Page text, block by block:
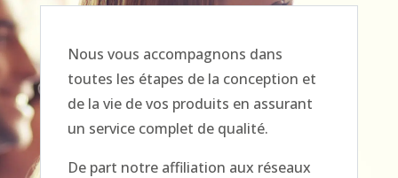
Nous vous accompagnons dans
toutes les étapes de la conception et
de la vie de vos produits en assurant
un service complet de qualité.
De part notre affiliation aux réseaux